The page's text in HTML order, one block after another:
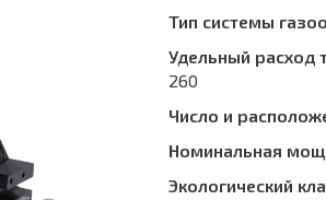
Тип системы
Удельный расход
260
Число и
Номинальная
Экологический